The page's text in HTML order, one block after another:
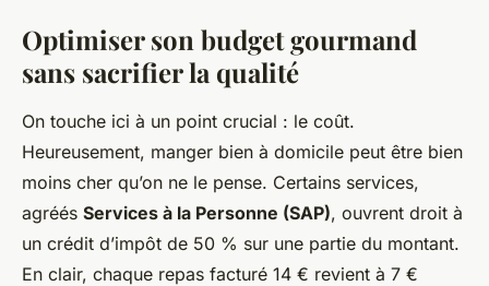
Optimiser son budget gourmand
sans sacrifier la qualité
On touche ici à un point crucial : le coût.
Heureusement, manger bien à domicile peut être bien
moins cher qu’on ne le pense. Certains services,
agréés Services à la Personne (SAP), ouvrent droit à
un crédit d’impôt de 50 % sur une partie du montant.
En clair, chaque repas facturé 14 € revient à 7 €